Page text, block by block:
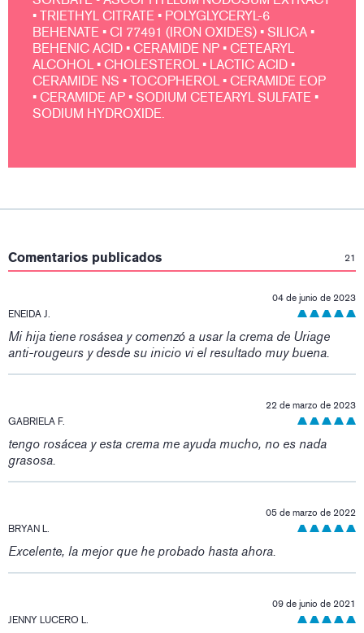
• TRIETHYL CITRATE • POLYGLYCERYL-6
BEHENATE • CI 77491 (IRON OXIDES) • SILICA •
BEHENIC ACID • CERAMIDE NP • CETEARYL
ALCOHOL • CHOLESTEROL • LACTIC ACID •
CERAMIDE NS • TOCOPHEROL • CERAMIDE EOP
• CERAMIDE AP • SODIUM CETEARYL SULFATE •
SODIUM HYDROXIDE.
Comentarios publicados: 21
ENEIDA J.
04 de junio de 2023
Mi hija tiene rosásea y comenzó a usar la crema de Uriage
anti-rougeurs y desde su inicio vi el resultado muy buena.
GABRIELA F.
22 de marzo de 2023
tengo rosácea y esta crema me ayuda mucho, no es nada
grasosa.
BRYAN L.
05 de marzo de 2022
Excelente, la mejor que he probado hasta ahora.
JENNY LUCERO L.
09 de junio de 2021